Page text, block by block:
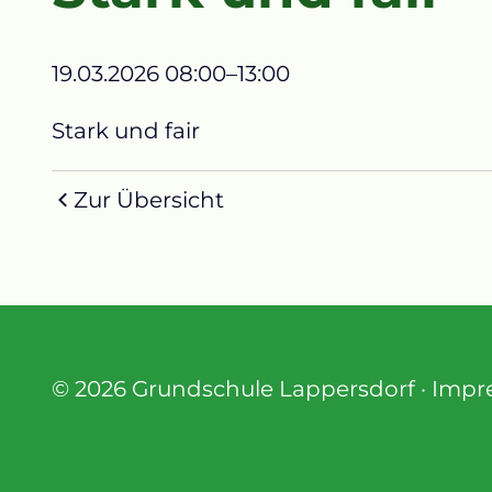
19.03.2026 08:00–13:00
Stark und fair
Zur Übersicht
© 2026 Grundschule Lappersdorf ·